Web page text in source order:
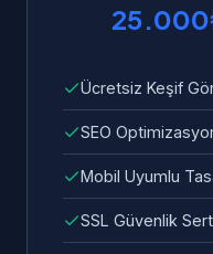
Ücretsiz Keşif
SEO
Mobil Uyumlu
SSL Güvenlik